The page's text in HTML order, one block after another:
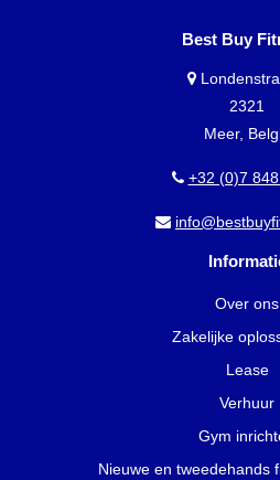
Best Buy
2321
Meer,
+32 (0)7
Over ons
Zakelijke
Lease
Verhuur
Gym
Nieuwe en tweedehands